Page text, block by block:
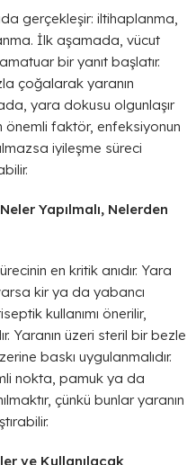
gerçekleşir: iltihaplanma,
İlk aşamada, vücut
bir yanıt başlatır.
çoğalarak yaranın
yara dokusu olgunlaşır
önemli faktör, enfeksiyonun
iyileşme süreci
Yapılmalı, Nelerden
en kritik anıdır. Yara
kir ya da yabancı
kullanımı önerilir,
Yaranın üzeri steril bir bezle
baskı uygulanmalıdır.
nokta, pamuk ya da
çünkü bunlar yaranın
ve Kullanılacak